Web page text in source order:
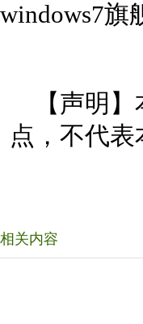
windows7旗
【声明
点，不代
相关内容